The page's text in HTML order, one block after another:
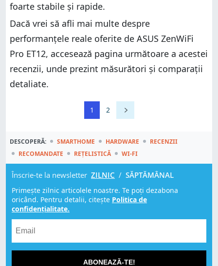
foarte stabile și rapide.
Dacă vrei să afli mai multe despre
performanțele reale oferite de ASUS ZenWiFi
Pro ET12, accesează pagina următoare a acestei
recenzii, unde prezint măsurători și comparații
detaliate.
1 2
DESCOPERĂ: SMARTHOME HARDWARE
RECENZII
RECOMANDATE
REȚELISTICĂ WI-FI
Înscrie-te la newsletter ZILNIC / SĂPTĂMÂNAL
Primește zilnic articolele noastre. Te poți dezabona
oricând. Pentru detalii, citește Politica de
confidențialitate.
ABONEAZĂ-TE!